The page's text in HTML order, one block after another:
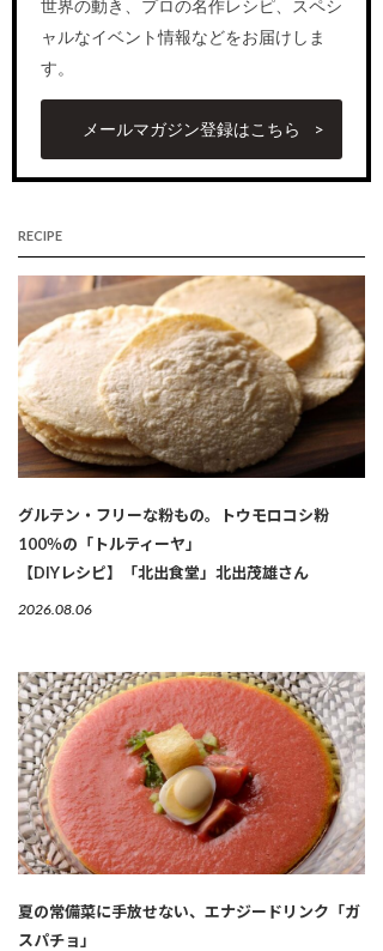
世界の動き、プロの名作レシピ、スペシ
ャルなイベント情報などをお届けしま
す。
メールマガジン登録はこちら
RECIPE
グルテン・フリーな粉もの。トウモロコシ粉
100％の「トルティーヤ」
【DIYレシピ】「北出食堂」北出茂雄さん
2026.08.06
夏の常備菜に手放せない、エナジードリンク「ガ
スパチョ」